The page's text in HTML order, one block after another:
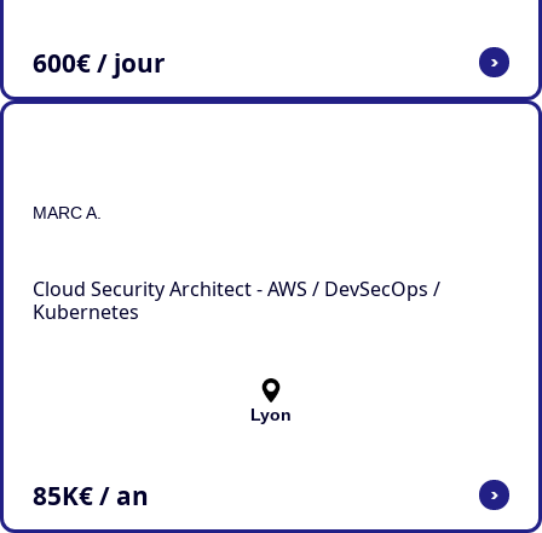
600€ / jour >
MARC A.
Cloud Security Architect - AWS / DevSecOps /
Kubernetes
Lyon
85K€ / an >